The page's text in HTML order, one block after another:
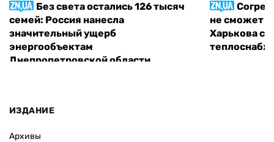
Без света остались 126 тысяч
семей: Россия нанесла
значительный ущерб
энергообъектам
Днепропетровской области
не сможет
Харькова с
ИЗДАНИЕ
Архивы